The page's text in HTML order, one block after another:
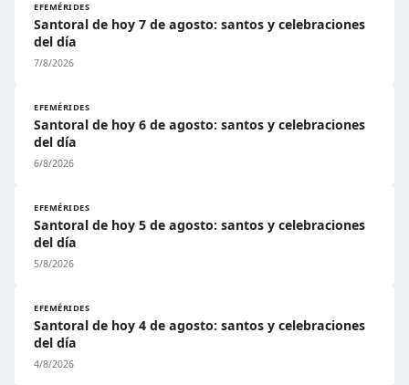
EFEMÉRIDES
Santoral de hoy 7 de agosto: santos y celebraciones
del día
7/8/2026
EFEMÉRIDES
Santoral de hoy 6 de agosto: santos y celebraciones
del día
6/8/2026
EFEMÉRIDES
Santoral de hoy 5 de agosto: santos y celebraciones
del día
5/8/2026
EFEMÉRIDES
Santoral de hoy 4 de agosto: santos y celebraciones
del día
4/8/2026